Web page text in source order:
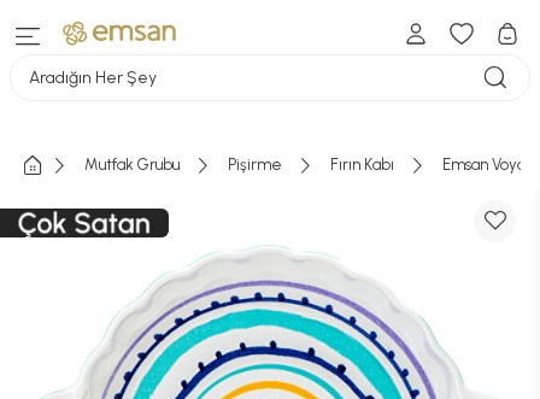
Aradığın Her Şey
Mutfak Grubu Pişirme Fırın Kabı Emsan